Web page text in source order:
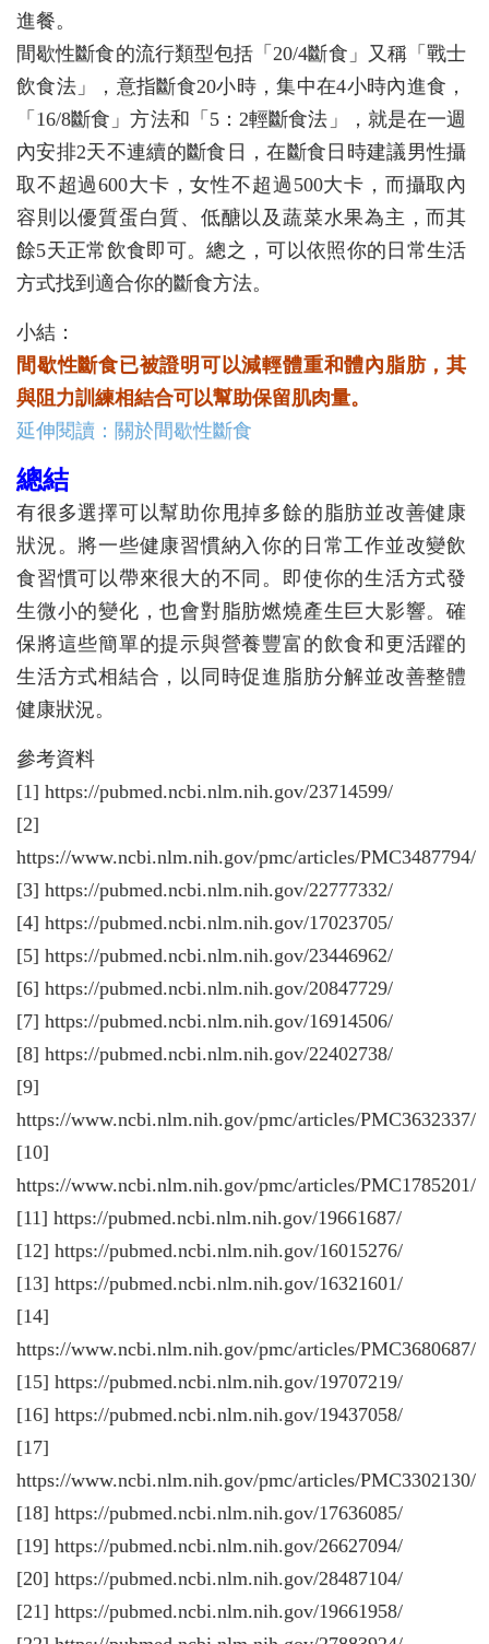
進餐。
間歇性斷食的流行類型包括「20/4斷食」又稱「戰士
飲食法」，意指斷食20小時，集中在4小時內進食，
「16/8斷食」方法和「5：2輕斷食法」，就是在一週
內安排2天不連續的斷食日，在斷食日時建議男性攝
取不超過600大卡，女性不超過500大卡，而攝取內
容則以優質蛋白質、低醣以及蔬菜水果為主，而其
餘5天正常飲食即可。總之，可以依照你的日常生活
方式找到適合你的斷食方法。
小結：
間歇性斷食已被證明可以減輕體重和體內脂肪，其
與阻力訓練相結合可以幫助保留肌肉量。
延伸閱讀：關於間歇性斷食
總結
有很多選擇可以幫助你甩掉多餘的脂肪並改善健康
狀況。將一些健康習慣納入你的日常工作並改變飲
食習慣可以帶來很大的不同。即使你的生活方式發
生微小的變化，也會對脂肪燃燒產生巨大影響。確
保將這些簡單的提示與營養豐富的飲食和更活躍的
生活方式相結合，以同時促進脂肪分解並改善整體
健康狀況。
參考資料
[1] https://pubmed.ncbi.nlm.nih.gov/23714599/
[2]
https://www.ncbi.nlm.nih.gov/pmc/articles/PMC3487794/
[3] https://pubmed.ncbi.nlm.nih.gov/22777332/
[4] https://pubmed.ncbi.nlm.nih.gov/17023705/
[5] https://pubmed.ncbi.nlm.nih.gov/23446962/
[6] https://pubmed.ncbi.nlm.nih.gov/20847729/
[7] https://pubmed.ncbi.nlm.nih.gov/16914506/
[8] https://pubmed.ncbi.nlm.nih.gov/22402738/
[9]
https://www.ncbi.nlm.nih.gov/pmc/articles/PMC3632337/
[10]
https://www.ncbi.nlm.nih.gov/pmc/articles/PMC1785201/
[11] https://pubmed.ncbi.nlm.nih.gov/19661687/
[12] https://pubmed.ncbi.nlm.nih.gov/16015276/
[13] https://pubmed.ncbi.nlm.nih.gov/16321601/
[14]
https://www.ncbi.nlm.nih.gov/pmc/articles/PMC3680687/
[15] https://pubmed.ncbi.nlm.nih.gov/19707219/
[16] https://pubmed.ncbi.nlm.nih.gov/19437058/
[17]
https://www.ncbi.nlm.nih.gov/pmc/articles/PMC3302130/
[18] https://pubmed.ncbi.nlm.nih.gov/17636085/
[19] https://pubmed.ncbi.nlm.nih.gov/26627094/
[20] https://pubmed.ncbi.nlm.nih.gov/28487104/
[21] https://pubmed.ncbi.nlm.nih.gov/19661958/